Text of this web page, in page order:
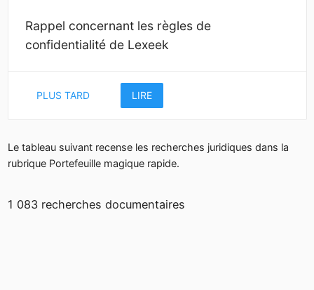
Rappel concernant les règles de
confidentialité de Lexeek
PLUS TARD LIRE
Le tableau suivant recense les recherches juridiques dans la
rubrique Portefeuille magique rapide.
1 083 recherches documentaires